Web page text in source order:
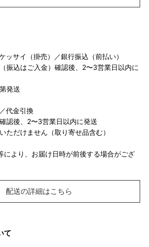
ッサイ（掛売）／銀行振込（前払い）
振込はご入金）確認後、2〜3営業日以内に
発送
代金引換
認後、2〜3営業日以内に発送
ただけません（取り寄せ品含む）
により、お届け日時が前後する場合がござ
配送の詳細はこちら
て